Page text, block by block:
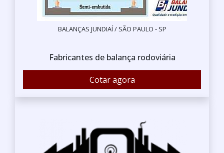
BALANÇAS JUNDIAÍ / SÃO PAULO - SP
Fabricantes de balança rodoviária
Cotar agora